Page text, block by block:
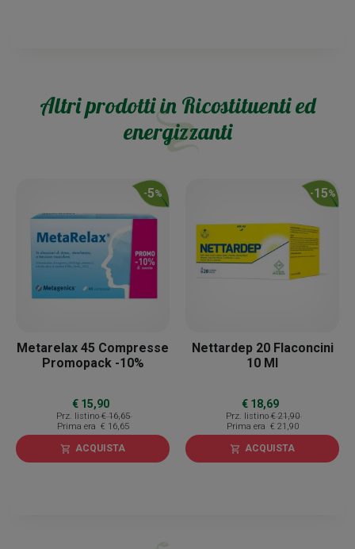
Altri prodotti in Ricostituenti ed
energizzanti
-5%
Metarelax 45 Compresse
Promopack -10%
€ 15,90
Prz. listino € 16,65
Prima era € 16,65
shopping_cart ACQUISTA
-15%
Nettardep 20 Flaconcini
10 Ml
€ 18,69
Prz. listino € 21,90
Prima era € 21,90
shopping_cart ACQUISTA